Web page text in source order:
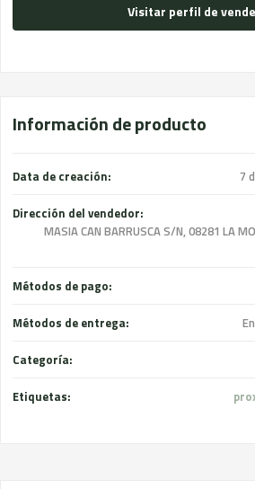
Visitar perfil de
Información de producto
Data de creación: 7
Dirección del vendedor:
MASIA CAN BARRUSCA S/N, 08281 LA
Métodos de pago:
Métodos de entrega:
Categoría:
Etiquetas: